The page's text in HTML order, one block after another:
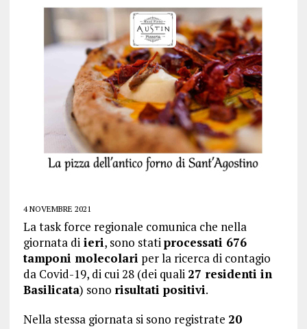
4 NOVEMBRE 2021
La task force regionale comunica che nella
giornata diieri, sono statiprocessati 676
tamponi molecolari per la ricerca di contagio
da Covid-19, di cui 28 (dei quali 27 residenti in
Basilicata) sono risultati positivi.
Nella stessa giornata si sono registrate 20